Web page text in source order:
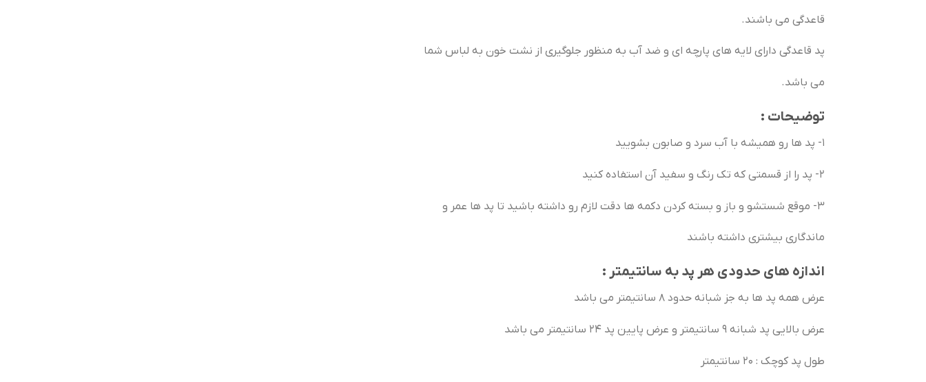
قاعدگی می باشند.
پد قاعدگی دارای لایه های پارچه ای و ضد آب به منظور جلوگیری از نشت خون به لباس شما
می باشد.
توضیحات :
1- پد ها رو همیشه با آب سرد و صابون بشویید
2- پد را از قسمتی که تک رنگ و سفید آن استفاده کنید
3- موقع شستشو و باز و بسته کردن دکمه ها دقت لازم رو داشته باشید تا پد ها عمر و
ماندگاری بیشتری داشته باشند
اندازه های حدودی هر پد به سانتیمتر :
عرض همه پد ها به جز شبانه حدود 8 سانتیمتر می باشد
عرض بالایی پد شبانه 9 سانتیمتر و عرض پایین پد 24 سانتیمتر می باشد
طول پد کوچک : 20 سانتیمتر